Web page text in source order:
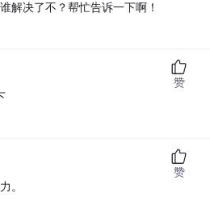
解决了不？帮忙告诉一下啊！
赞
。
赞